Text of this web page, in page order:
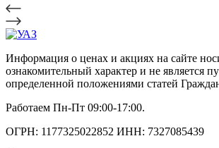
Информация о ценах и акциях на сайте
ознакомительный характер и не является
определенной положениями статей
Работаем Пн-Пт 09:00-17:00.
ОГРН: 1177325022852 ИНН: 7327085439